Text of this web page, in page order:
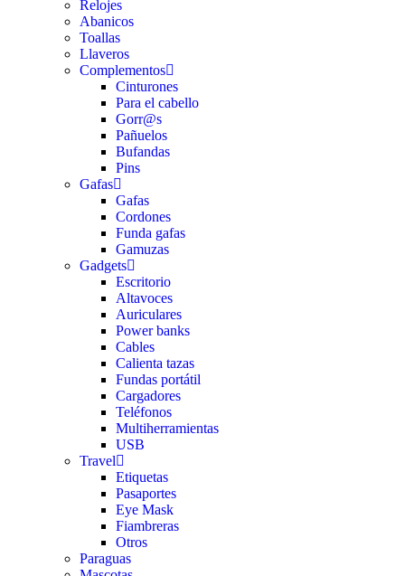
Relojes
Abanicos
Toallas
Llaveros
Complementos
Cinturones
Para el cabello
Gorr@s
Pañuelos
Bufandas
Pins
Gafas
Gafas
Cordones
Funda gafas
Gamuzas
Gadgets
Escritorio
Altavoces
Auriculares
Power banks
Cables
Calienta tazas
Fundas portátil
Cargadores
Teléfonos
Multiherramientas
USB
Travel
Etiquetas
Pasaportes
Eye Mask
Fiambreras
Otros
Paraguas